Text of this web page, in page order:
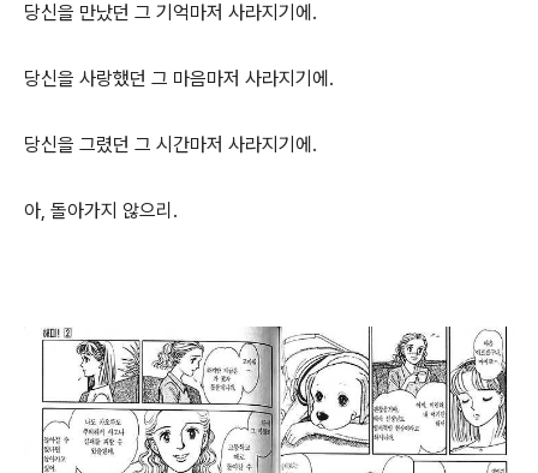
당신을 만났던 그 기억마저 사라지기에.
당신을 사랑했던 그 마음마저 사라지기에.
당신을 그렸던 그 시간마저 사라지기에.
아, 돌아가지 않으리.